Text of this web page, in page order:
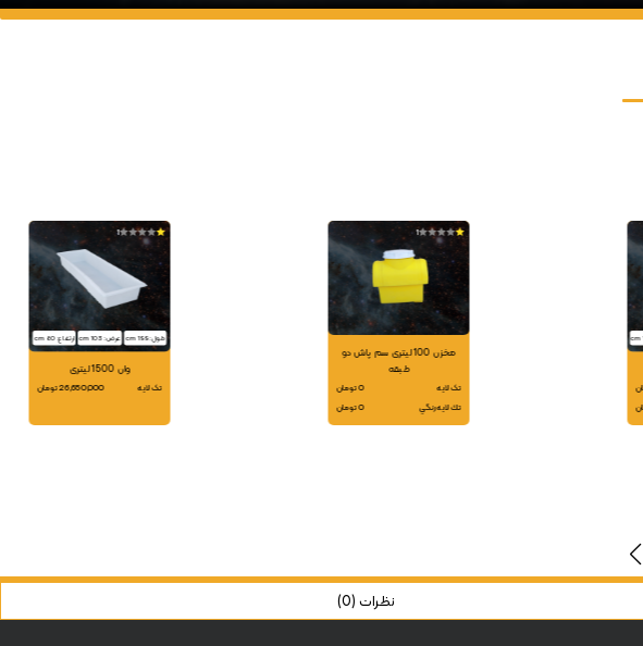
1
مخزن 100 لیتری سم پاش دو
طبقه
تک لایه
0 تومان
تك لايه رنگي
0 تومان
1
طول: 199 cm عرض: 103 cm ارتفاع: 80 cm
وان 1500 لیتری
تک لایه 26,650,000 تومان
نظرات (0)